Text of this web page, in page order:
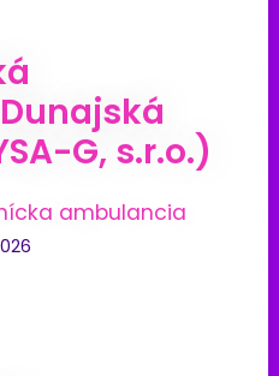
G, s.r.o.)
ambulancia